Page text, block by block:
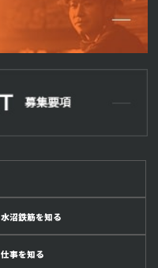
水沼鉄筋を知る
仕事を知る